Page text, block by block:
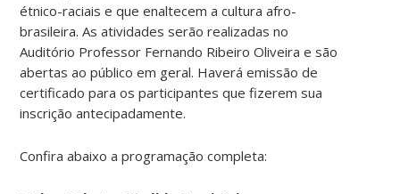
étnico-raciais e que enaltecem a cultura afro-
brasileira. As atividades serão realizadas no
Auditório Professor Fernando Ribeiro Oliveira e são
abertas ao público em geral. Haverá emissão de
certificado para os participantes que fizerem sua
inscrição antecipadamente.
Confira abaixo a programação completa: